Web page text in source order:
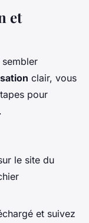
et
sembler
clair, vous
pour
le site du
et suivez